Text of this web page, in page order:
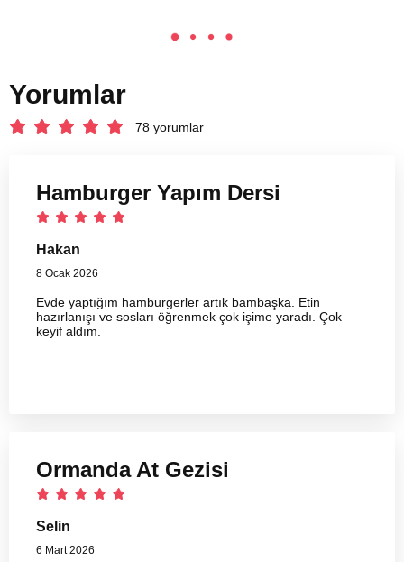
Yorumlar
78 yorumlar
Hamburger Yapım Dersi
Hakan
8 Ocak 2026
Evde yaptığım hamburgerler artık bambaşka. Etin
hazırlanışı ve sosları öğrenmek çok işime yaradı. Çok
keyif aldım.
Ormanda At Gezisi
Selin
6 Mart 2026